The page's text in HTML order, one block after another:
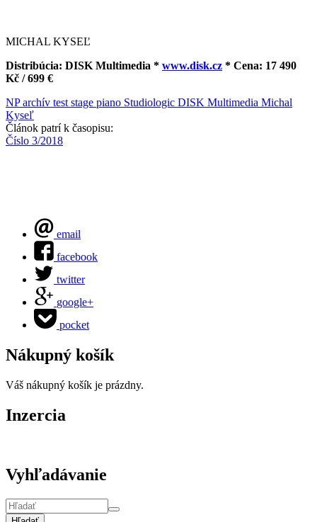
MICHAL KYSEĽ
Distribúcia: DISK Multimedia * www.disk.cz * Cena: 17 490
Kč / 699 €
NP archív test stage piano Studiologic DISK Multimedia Michal
Kyseľ
Článok patrí k časopisu:
Číslo 3/2018
email
facebook
twitter
google+
pocket
Nákupný košík
Váš nákupný košík je prázdny.
Inzercia
Vyhľadávanie